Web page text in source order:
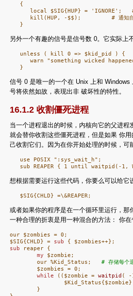
   {
local $SIG{HUP} = 'IGNORE';   #
kill(HUP, -$$);         # 通知自
另外一个有趣的信号是信号数 0。它实际上
   unless ( kill 0 => $kid_pid ) {
warn "something wicked
信号 0 是唯一的一个在 Unix 上和
号将依然如故，表现出非 破坏性的特性。
16.1.2 收割僵死进程
当一个进程退出的时候，内核向它的父进
就会替你收割这些僵死进程，但是如果 你
己收割它们。因为在你开始处理的时候，可
   use POSIX ":sys_wait_h";
想根据需要运行这些代码，你要么可以给它
或者如果你的程序是在一个循环里运行，
一种合理的折衷是用一种混合的方法： 你
our $zombies = 0;
$SIG{CHLD} =
sub
sub reaper {
my $zombie;
        our %Kid_Status;
# 存储每个
        $zombies = 0;
while (($zombie = waitpid ( -
$Kid_Status{$zombie}
        }